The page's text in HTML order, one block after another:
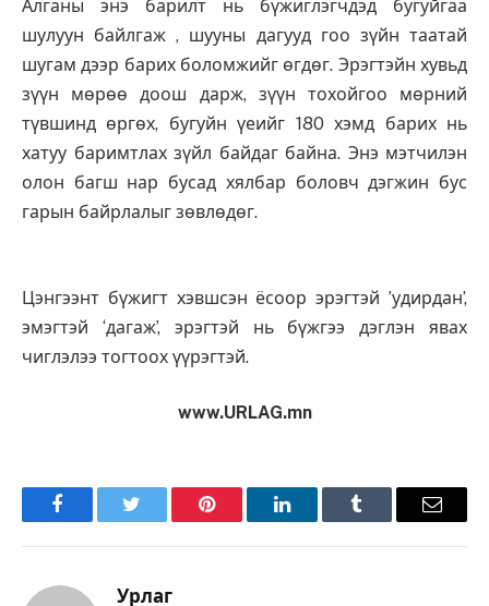
Алганы энэ барилт нь бүжиглэгчдэд бугуйгаа
шулуун байлгаж , шууны дагууд гоо зүйн таатай
шугам дээр барих боломжийг өгдөг. Эрэгтэйн хувьд
зүүн мөрөө доош дарж, зүүн тохойгоо мөрний
түвшинд өргөх, бугуйн үеийг 180 хэмд барих нь
хатуу баримтлах зүйл байдаг байна. Энэ мэтчилэн
олон багш нар бусад хялбар боловч дэгжин бус
гарын байрлалыг зөвлөдөг.
Цэнгээнт бүжигт хэвшсэн ёсоор эрэгтэй ’удирдан’,
эмэгтэй ‘дагаж’, эрэгтэй нь бүжгээ дэглэн явах
чиглэлээ тогтоох үүрэгтэй.
www.URLAG.mn
FacebookTwitter Pinterest LinkedInTumblr Имэйл
Урлаг